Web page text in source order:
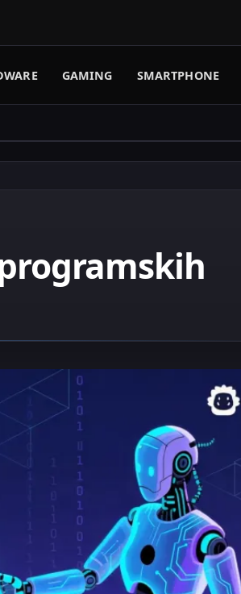
GAMING SMARTPHONE